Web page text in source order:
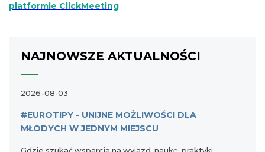
platformie ClickMeeting
NAJNOWSZE AKTUALNOŚCI
2026-08-03
#EUROTIPY - UNIJNE MOŻLIWOŚCI DLA
MŁODYCH W JEDNYM MIEJSCU